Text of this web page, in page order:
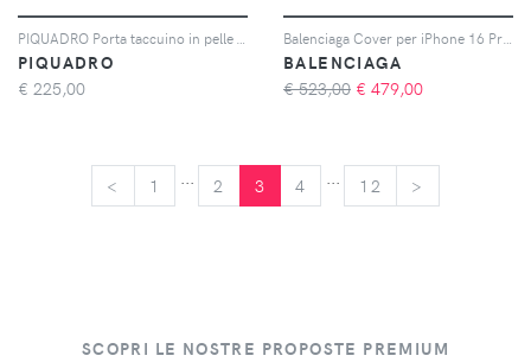
PIQUADRO
€ 225,00
BALENCIAGA
€ 523,00 € 479,00
< 1 ... 2 3 4 ... 12 >
SCOPRI LE NOSTRE PROPOSTE PREMIUM